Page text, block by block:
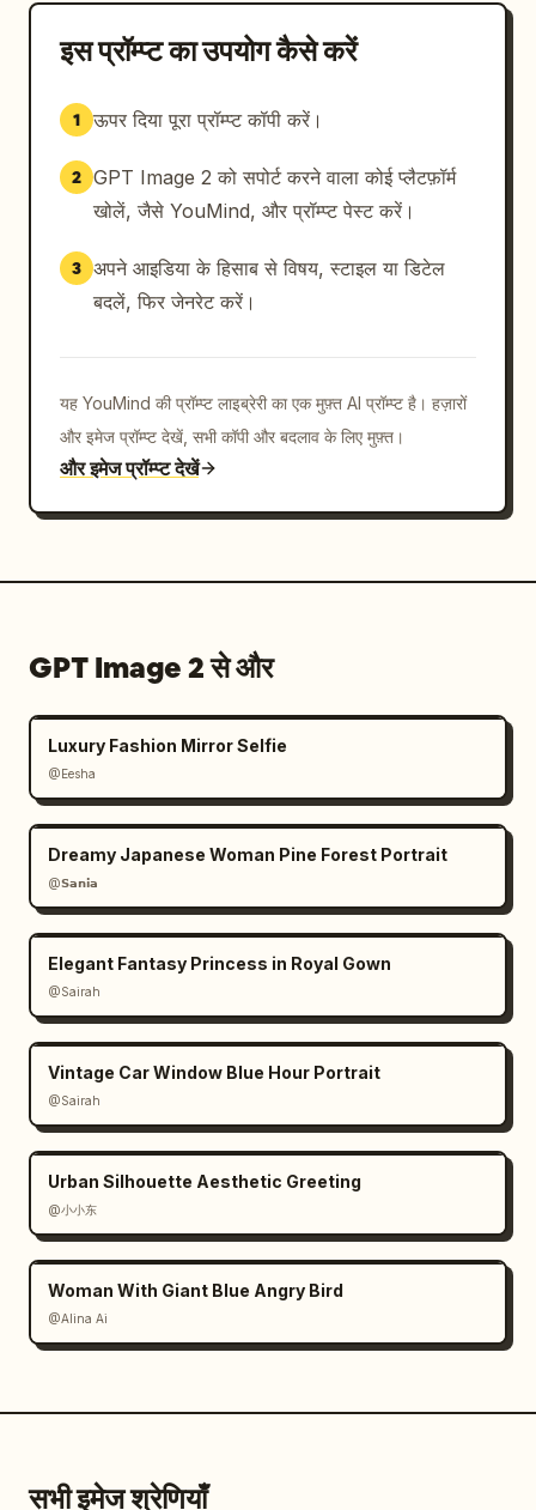
इस प्रॉम्प्ट का उपयोग कैसे करें
1 ऊपर दिया पूरा प्रॉम्प्ट कॉपी करें।
2 GPT Image 2 को सपोर्ट करने वाला कोई प्लैटफ़ॉर्म
खोलें, जैसे YouMind, और प्रॉम्प्ट पेस्ट करें।
3 अपने आइडिया के हिसाब से विषय, स्टाइल या डिटेल
बदलें, फिर जेनरेट करें।
यह YouMind की प्रॉम्प्ट लाइब्रेरी का एक मुफ़्त AI प्रॉम्प्ट है। हज़ारों
और इमेज प्रॉम्प्ट देखें, सभी कॉपी और बदलाव के लिए मुफ़्त।
और इमेज प्रॉम्प्ट देखें
GPT Image 2 से और
Luxury Fashion Mirror Selfie
@Eesha
Dreamy Japanese Woman Pine Forest Portrait
@𝗦𝗮𝗻𝗶𝗮
Elegant Fantasy Princess in Royal Gown
@Sairah
Vintage Car Window Blue Hour Portrait
@Sairah
Urban Silhouette Aesthetic Greeting
@小小东
Woman With Giant Blue Angry Bird
@Alina Ai
सभी इमेज श्रेणियाँ